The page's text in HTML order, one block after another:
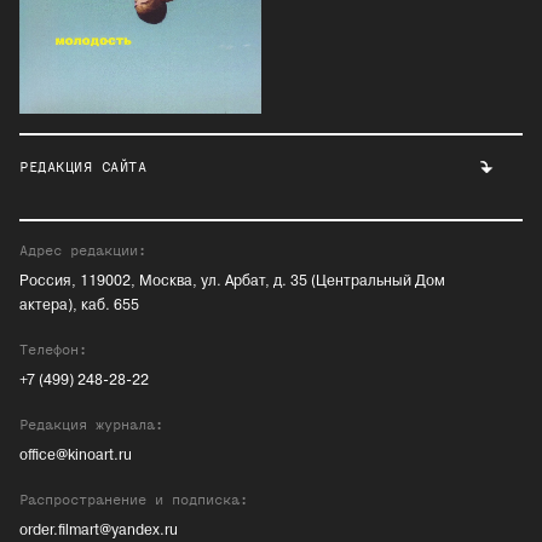
РЕДАКЦИЯ САЙТА
Адрес редакции:
Россия, 119002, Москва, ул. Арбат, д. 35 (Центральный Дом
актера), каб. 655
Телефон:
+7 (499) 248-28-22
Редакция журнала:
office@kinoart.ru
Распространение и подписка:
order.filmart@yandex.ru